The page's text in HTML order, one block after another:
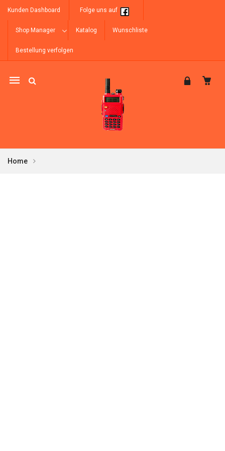
Kunden Dashboard Folge uns auf
Shop Manager Katalog Wunschliste
Bestellung verfolgen
Mobile
Home